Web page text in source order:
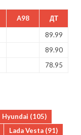
A98 ДТ
89.99
89.90
78.95
Hyundai (105)
Lada Vesta (91)